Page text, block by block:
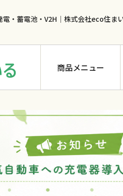
・蓄電池・V2H｜株式会社eco住ま
商品メニュー
蓄電池